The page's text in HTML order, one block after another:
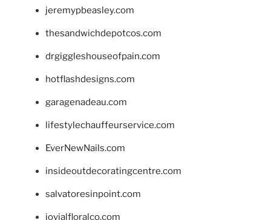
jeremypbeasley.com
thesandwichdepotcos.com
drgiggleshouseofpain.com
hotflashdesigns.com
garagenadeau.com
lifestylechauffeurservice.com
EverNewNails.com
insideoutdecoratingcentre.com
salvatoresinpoint.com
jovialfloralco.com